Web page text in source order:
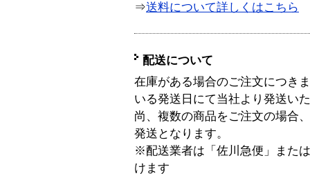
⇒送料について詳しくはこちら
配送について
在庫がある場合のご注文につき
いる発送日にて当社より発送い
尚、複数の商品をご注文の場合
発送となります。
※配送業者は「佐川急便」また
けます